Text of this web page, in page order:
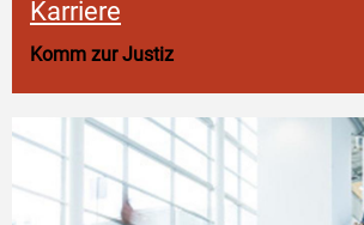
Karriere
Komm zur Justiz